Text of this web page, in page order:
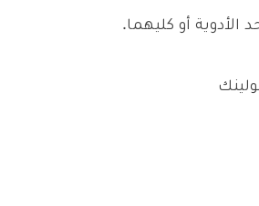
الأدوية أو كليهما.